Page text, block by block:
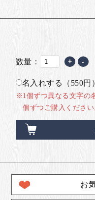
数量： + -
名入れする（550円）
※1個ずつ異なる文字の
個ずつご購入ください
お